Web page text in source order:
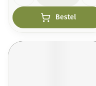
Bestel